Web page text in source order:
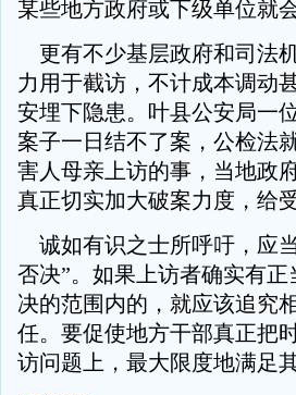
某些地方政府或下级单位就
更有不少基层政府和司法
力用于截访，不计成本调动
安埋下隐患。叶县公安局一
案子一日结不了案，公检法
害人母亲上访的事，当地政
真正切实加大破案力度，给
诚如有识之士所呼吁，应
否决”。如果上访者确实有
决的范围内的，就应该追究
任。要促使地方干部真正把
访问题上，最大限度地满足